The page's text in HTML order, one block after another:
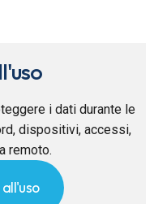
i dati durante le
dispositivi, accessi,
remoto.